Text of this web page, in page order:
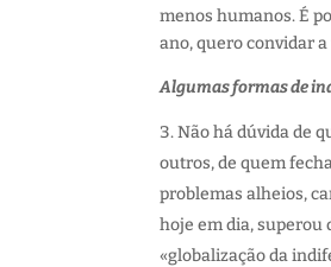
menos humanos. É
ano, quero convidar
Algumas formas de
Não há dúvida de
outros, de quem
problemas alheios,
hoje em dia, superou
«globalização da